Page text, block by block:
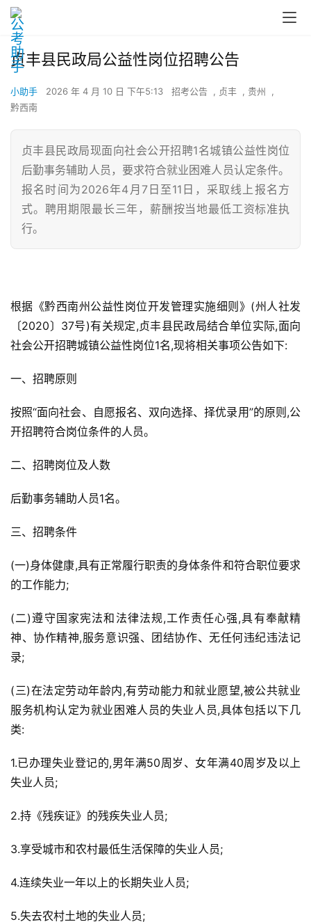
贞丰县民政局公益性岗位招聘公告
小助手 2026 年 4 月 10 日 下午5:13 招考公告 , 贞丰 , 贵州
,
黔西南
贞丰县民政局现面向社会公开招聘1名城镇公益性岗位
后勤事务辅助人员，要求符合就业困难人员认定条件。
报名时间为2026年4月7日至11日，采取线上报名方
式。聘用期限最长三年，薪酬按当地最低工资标准执
行。
根据《黔西南州公益性岗位开发管理实施细则》(州人社发
〔2020〕37号)有关规定,贞丰县民政局结合单位实际,面向
社会公开招聘城镇公益性岗位1名,现将相关事项公告如下:
一、招聘原则
按照“面向社会、自愿报名、双向选择、择优录用”的原则,公
开招聘符合岗位条件的人员。
二、招聘岗位及人数
后勤事务辅助人员1名。
三、招聘条件
(一)身体健康,具有正常履行职责的身体条件和符合职位要求
的工作能力;
(二)遵守国家宪法和法律法规,工作责任心强,具有奉献精
神、协作精神,服务意识强、团结协作、无任何违纪违法记
录;
(三)在法定劳动年龄内,有劳动能力和就业愿望,被公共就业
服务机构认定为就业困难人员的失业人员,具体包括以下几
类:
1.已办理失业登记的,男年满50周岁、女年满40周岁及以上
失业人员;
2.持《残疾证》的残疾失业人员;
3.享受城市和农村最低生活保障的失业人员;
4.连续失业一年以上的长期失业人员;
5.失去农村土地的失业人员;